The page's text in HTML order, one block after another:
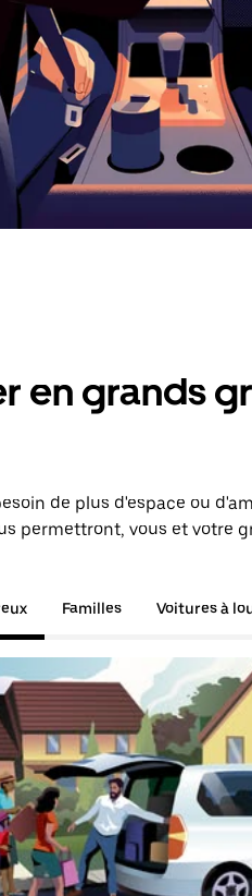
en grands
de plus d'espace ou
permettront, vous et votre
Familles Voitures à